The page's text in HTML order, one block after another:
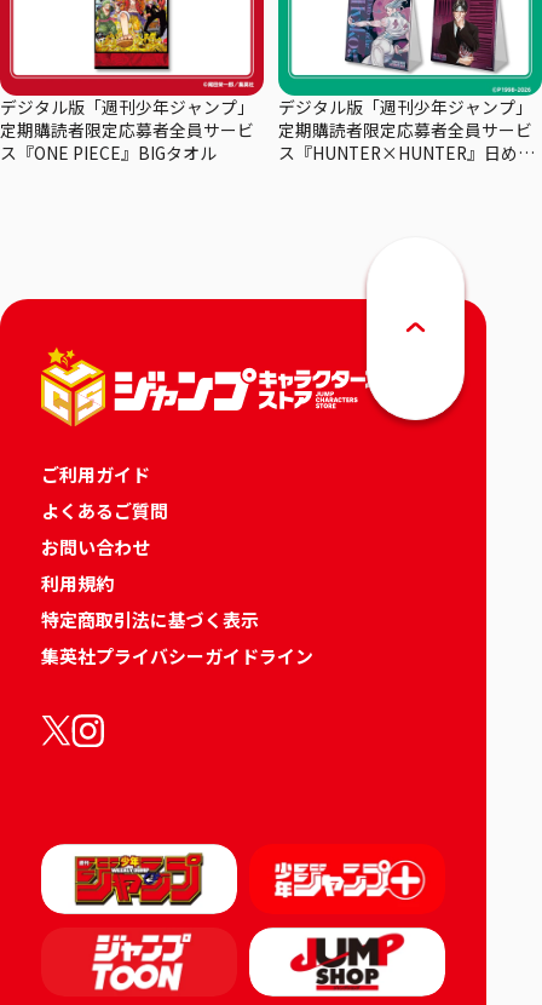
デジタル版「週刊少年ジャンプ」
定期購読者限定応募者全員サービ
ス『ONE PIECE』BIGタオル
デジタル版「週刊少年ジャンプ」
定期購読者限定応募者全員サービ
ス『HUNTER×HUNTER』日めく
ご利用ガイド
よくあるご質問
お問い合わせ
利用規約
特定商取引法に基づく表示
集英社プライバシーガイドライン